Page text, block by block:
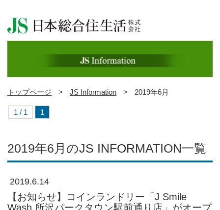
トップページ > JS Information > 2019年6月
1 / 1 1
2019年6月のJS INFORMATION一覧
2019.6.14
【お知らせ】コインランドリー「J Smile
Wash 所沢パークタウン駅前通り店」がオープ